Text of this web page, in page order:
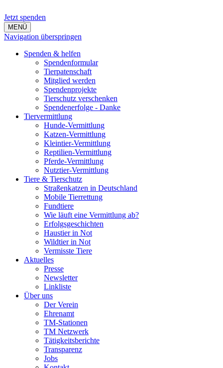
Jetzt spenden
MENÜ
Navigation überspringen
Spenden & helfen
Spendenformular
Tierpatenschaft
Mitglied werden
Spendenprojekte
Tierschutz verschenken
Spendenerfolge - Danke
Tiervermittlung
Hunde-Vermittlung
Katzen-Vermittlung
Kleintier-Vermittlung
Reptilien-Vermittlung
Pferde-Vermittlung
Nutztier-Vermittlung
Tiere & Tierschutz
Straßenkatzen in Deutschland
Mobile Tierrettung
Fundtiere
Wie läuft eine Vermittlung ab?
Erfolgsgeschichten
Haustier in Not
Wildtier in Not
Vermisste Tiere
Aktuelles
Presse
Newsletter
Linkliste
Über uns
Der Verein
Ehrenamt
TM-Stationen
TM Netzwerk
Tätigkeitsberichte
Transparenz
Jobs